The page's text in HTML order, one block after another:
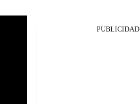
PUBLICIDAD